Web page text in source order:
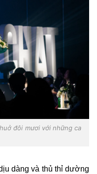
đôi mươi với những ca
dàng và thủ thỉ dường